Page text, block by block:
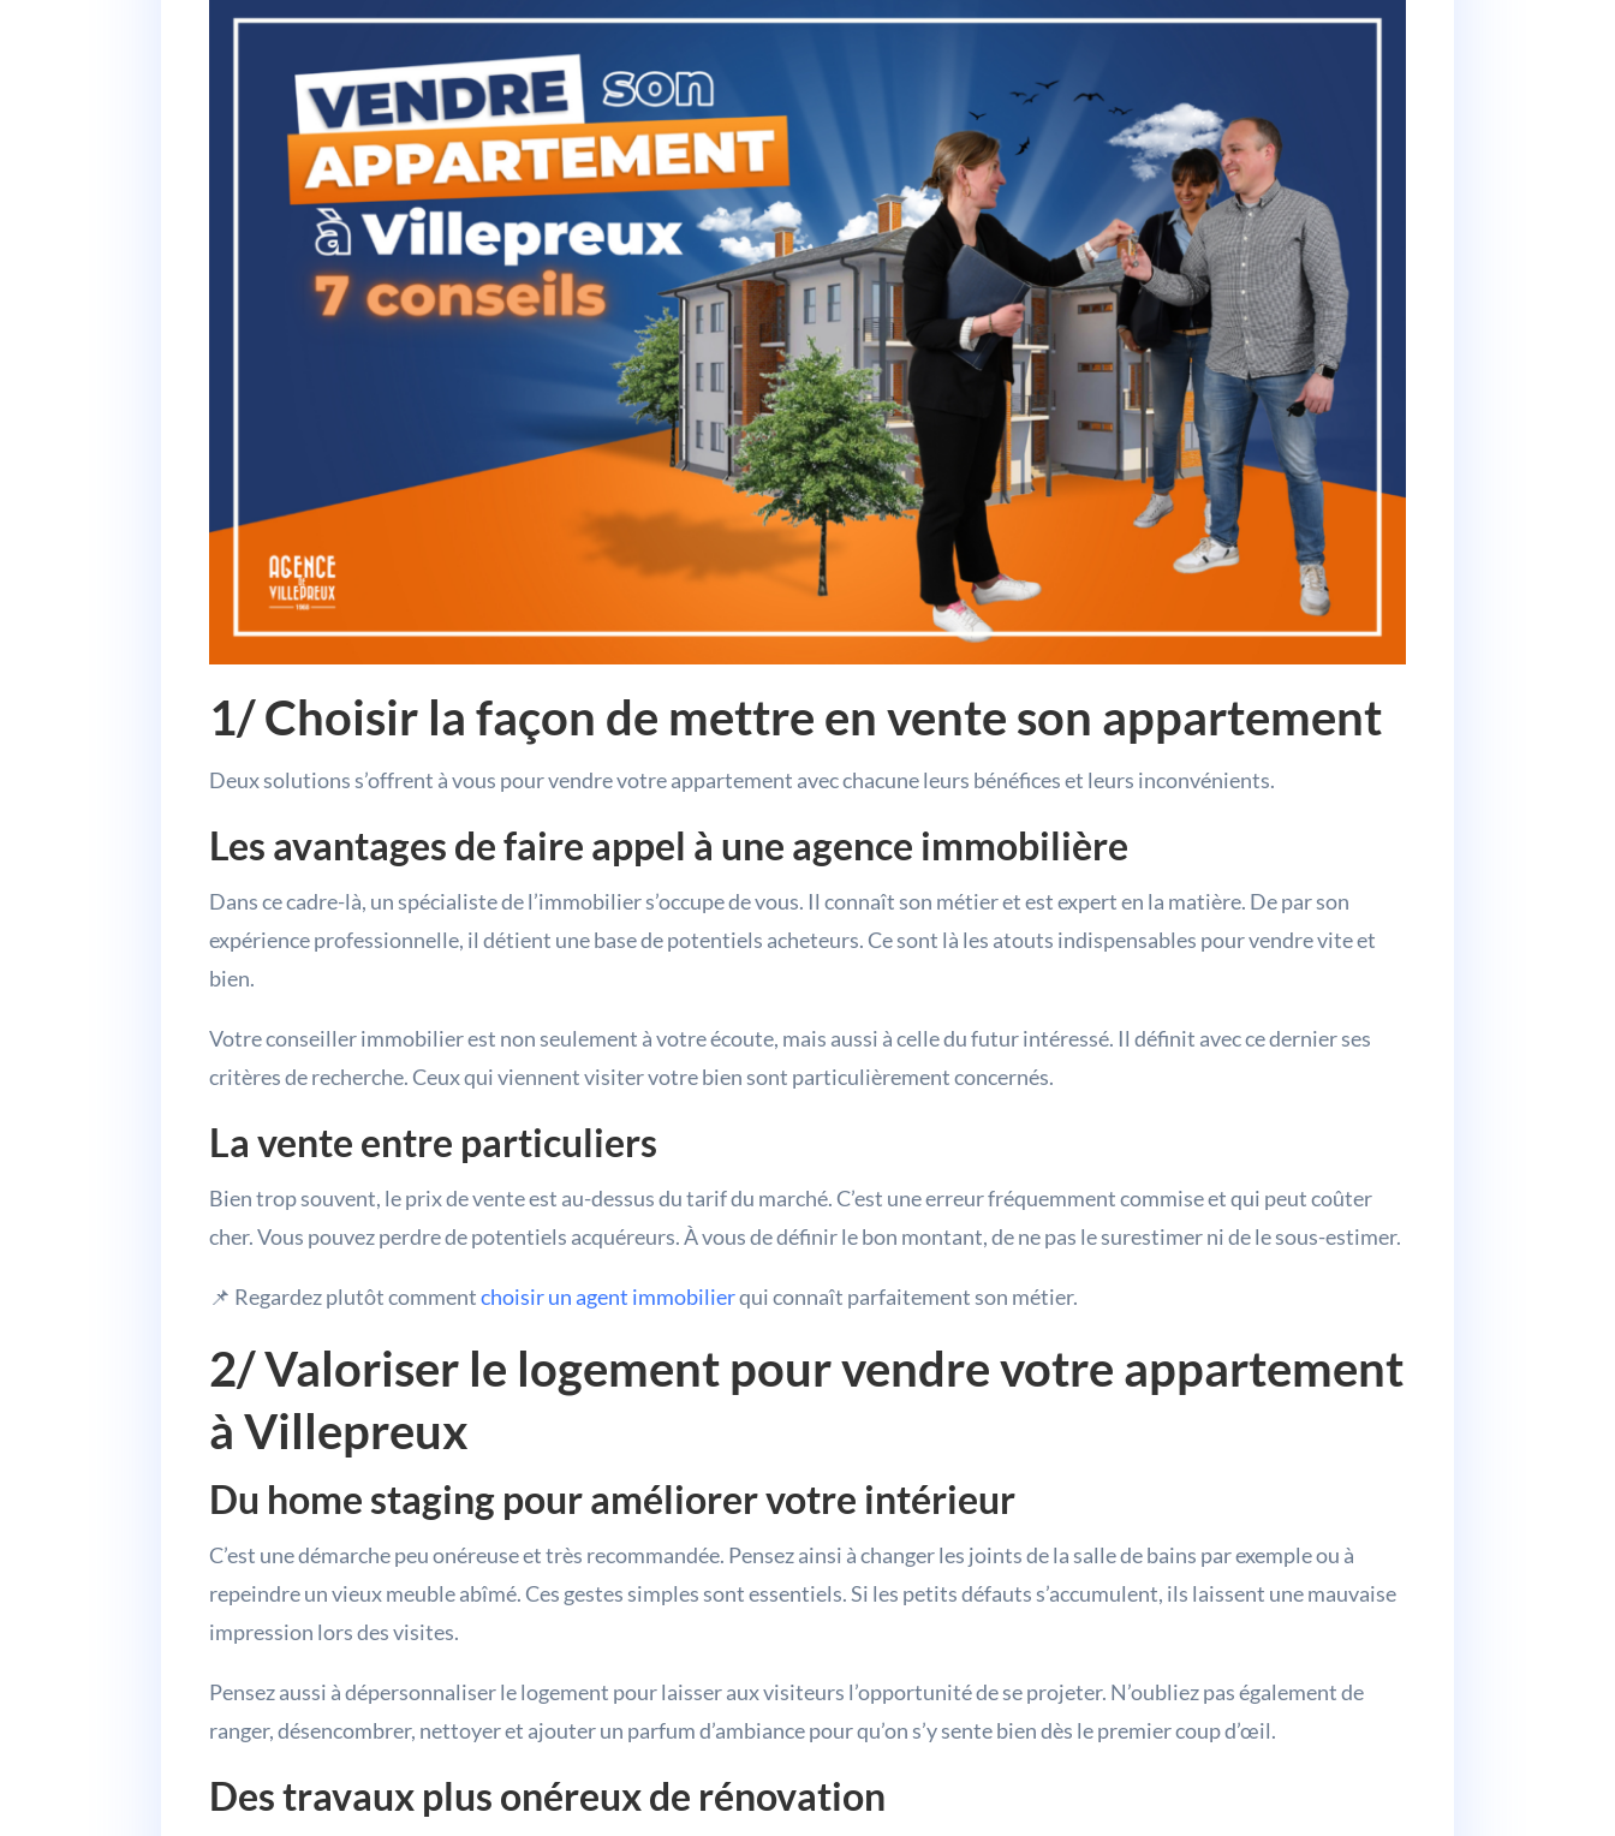
1/ Choisir la façon de mettre en vente son appartement
Deux solutions s’offrent à vous pour vendre votre appartement avec chacune leurs bénéfices et leurs inconvénients.
Les avantages de faire appel à une agence immobilière
Dans ce cadre-là, un spécialiste de l’immobilier s’occupe de vous. Il connaît son métier et est expert en la matière. De par son
expérience professionnelle, il détient une base de potentiels acheteurs. Ce sont là les atouts indispensables pour vendre vite et
bien.
Votre conseiller immobilier est non seulement à votre écoute, mais aussi à celle du futur intéressé. Il définit avec ce dernier ses
critères de recherche. Ceux qui viennent visiter votre bien sont particulièrement concernés.
La vente entre particuliers
Bien trop souvent, le prix de vente est au-dessus du tarif du marché. C’est une erreur fréquemment commise et qui peut coûter
cher. Vous pouvez perdre de potentiels acquéreurs. À vous de définir le bon montant, de ne pas le surestimer ni de le sous-estimer.
📌 Regardez plutôt commentchoisir un agent immobilierqui connaît parfaitement son métier.
2/ Valoriser le logement pour vendre votre appartement
à Villepreux
Du home staging pour améliorer votre intérieur
C’est une démarche peu onéreuse et très recommandée. Pensez ainsi à changer les joints de la salle de bains par exemple ou à
repeindre un vieux meuble abîmé. Ces gestes simples sont essentiels. Si les petits défauts s’accumulent, ils laissent une mauvaise
impression lors des visites.
Pensez aussi à dépersonnaliser le logement pour laisser aux visiteurs l’opportunité de se projeter. N’oubliez pas également de
ranger, désencombrer, nettoyer et ajouter un parfum d’ambiance pour qu’on s’y sente bien dès le premier coup d’œil.
Des travaux plus onéreux de rénovation